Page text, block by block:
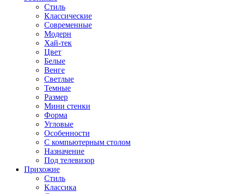
Стиль
Классические
Современные
Модерн
Хай-тек
Цвет
Белые
Венге
Светлые
Темные
Размер
Мини стенки
Форма
Угловые
Особенности
С компьютерным столом
Назначение
Под телевизор
Прихожие
Стиль
Классика